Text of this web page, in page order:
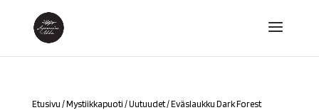
Etusivu /Mystiikkapuoti /Uutuudet/ Eväslaukku Dark Forest